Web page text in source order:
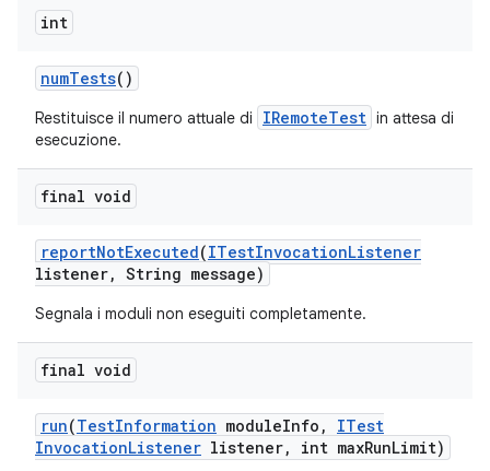
int
numTests()
Restituisce il numero attuale di IRemoteTest in attesa di
esecuzione.
final void
reportNotExecuted(ITestInvocationListener
listener, String message)
Segnala i moduli non eseguiti completamente.
final void
run(TestInformation moduleInfo ,
ITest
InvocationListener listener, int maxRunLimit)